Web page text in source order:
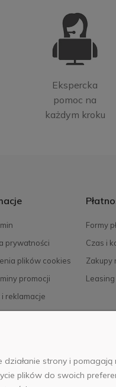
Ekspercka
pomoc na
każdym kroku
prywatności
plików cookies
promocji
reklamacje
Formy
Czas i
Zakupy
Leasing
Wszelkie prawa
02-486 WARSZAWA, Al.
działanie strony i
plików do swoich